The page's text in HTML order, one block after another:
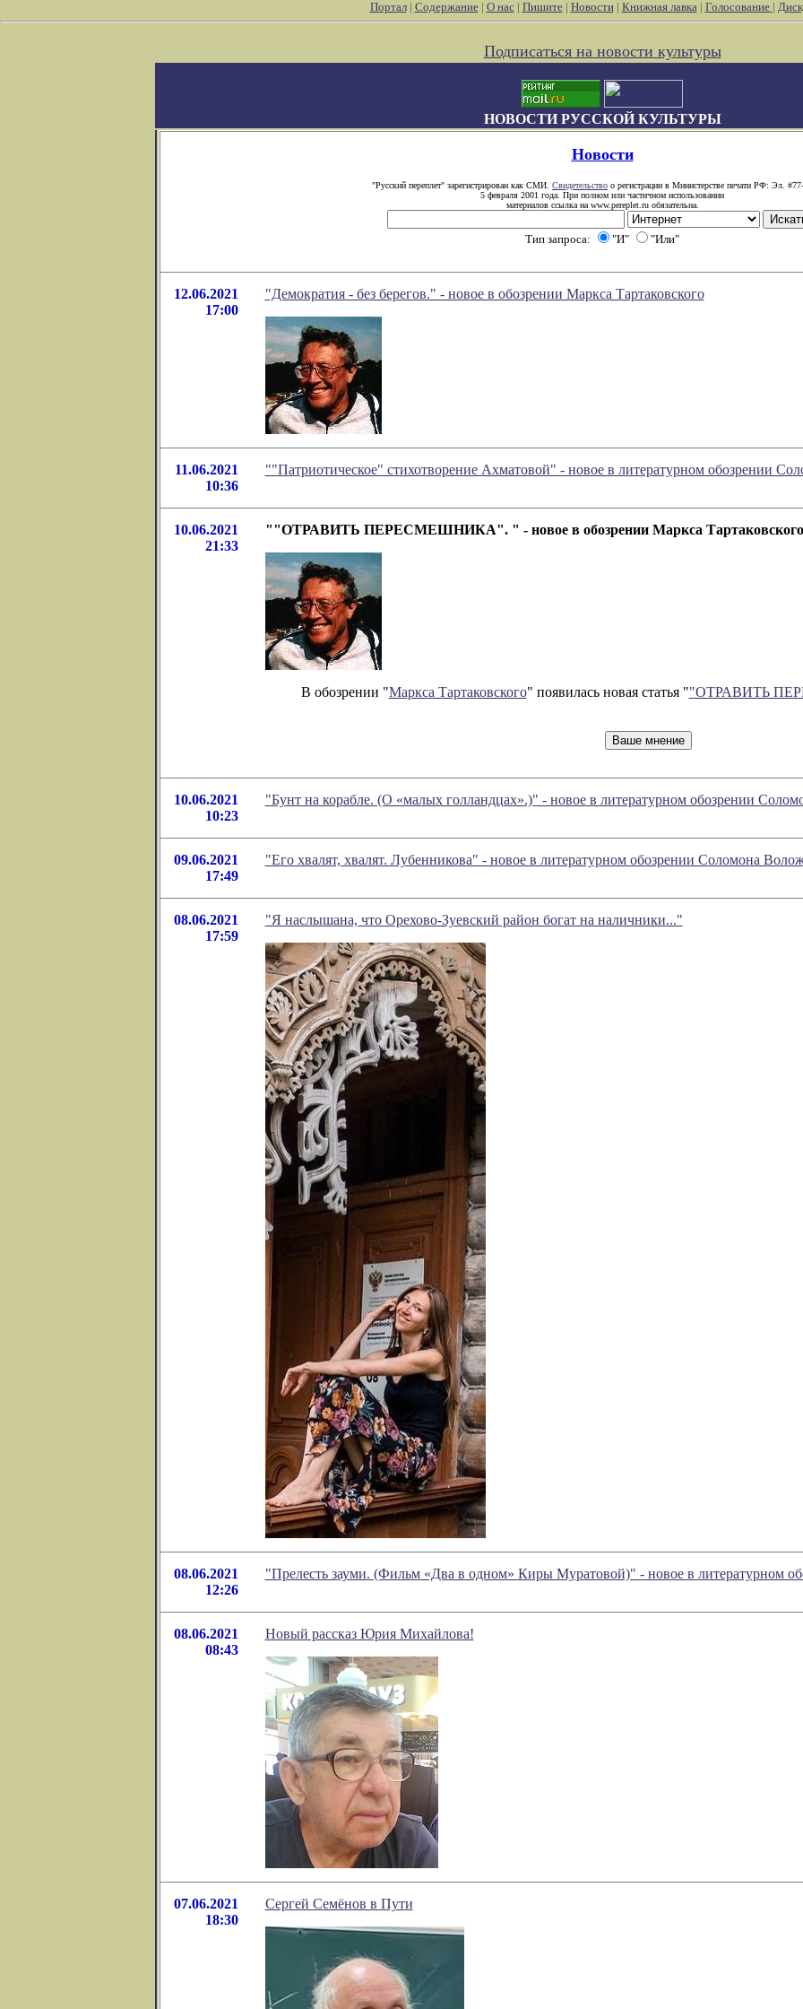
Портал| Содержание| О нас| Пишите| Новости| Книжная лавка| Голосование |
Подписаться на новости культуры
НОВОСТИ РУССКОЙ КУЛЬТУРЫ
Новости
"Русский переплет" зарегистрирован как СМИ. Свидетельство о регистрации в Министерстве печати РФ: Эл.
5 февраля 2001 года. При полном или частичном использовании
материалов ссылка на www.pereplet.ru обязательна.
Тип запроса: "И" "Или"
12.06.2021
17:00
"Демократия - без берегов." - новое в обозрении Маркса Тартаковского
11.06.2021
10:36
""Патриотическое" стихотворение Ахматовой" - новое в литературном обозрении
10.06.2021
21:33
""ОТРАВИТЬ ПЕРЕСМЕШНИКА". " - новое в обозрении Маркса Тартаковского
В обозрении "Маркса Тартаковского" появилась новая статья ""ОТРАВИТЬ
10.06.2021
10:23
"Бунт на корабле. (О «малых голландцах».)" - новое в литературном обозрении
09.06.2021
17:49
"Его хвалят, хвалят. Лубенникова" - новое в литературном обозрении Соломона
08.06.2021
17:59
"Я наслышана, что Орехово-Зуевский район богат на наличники..."
08.06.2021
12:26
"Прелесть зауми. (Фильм «Два в одном» Киры Муратовой)" - новое в литературном
08.06.2021
08:43
Новый рассказ Юрия Михайлова!
07.06.2021
18:30
Сергей Семёнов в Пути